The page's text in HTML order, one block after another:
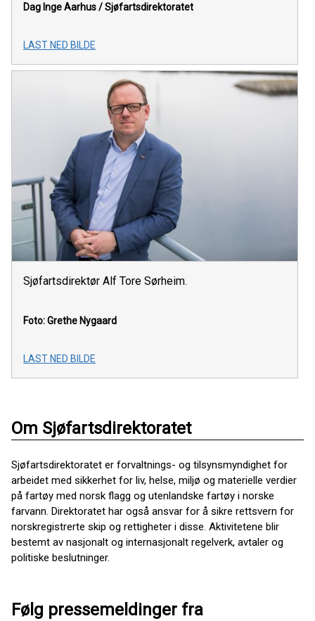
Dag Inge Aarhus / Sjøfartsdirektoratet
LAST NED BILDE
Sjøfartsdirektør Alf Tore Sørheim.
Foto: Grethe Nygaard
LAST NED BILDE
Om Sjøfartsdirektoratet
Sjøfartsdirektoratet er forvaltnings- og tilsynsmyndighet for
arbeidet med sikkerhet for liv, helse, miljø og materielle verdier
på fartøy med norsk flagg og utenlandske fartøy i norske
farvann. Direktoratet har også ansvar for å sikre rettsvern for
norskregistrerte skip og rettigheter i disse. Aktivitetene blir
bestemt av nasjonalt og internasjonalt regelverk, avtaler og
politiske beslutninger.
Følg pressemeldinger fra